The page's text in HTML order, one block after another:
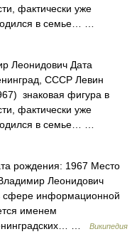
фактически уже
в семье… …
Леонидович Дата
СССР Левин
знаковая фигура в
фактически уже
в семье… …
рождения: 1967 Место
Леонидович
сфере информационной
именем
…
Википедия